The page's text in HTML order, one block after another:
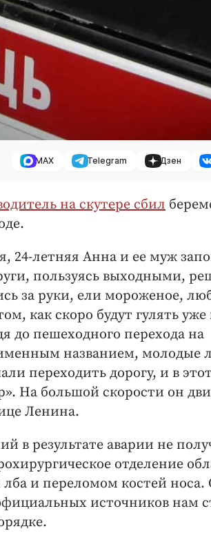
MAX Telegram Дзен
на скутере сбил
24-летняя Анна и ее муж
пользуясь выходными,
за руки, ели мороженое,
как скоро будут гулять уже
до пешеходного перехода на
названием, молодые
переходить дорогу, и в
На большой скорости он
Ленина.
в результате аварии не
отделение
и переломом костей носа.
источников нам